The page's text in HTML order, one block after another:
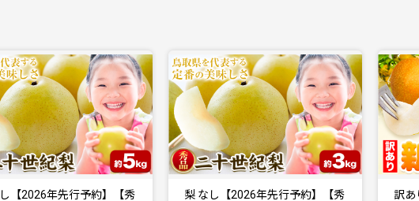
梨 なし【2026年先行予約】【秀
訳あり 新甘泉 約5kg《2026年8